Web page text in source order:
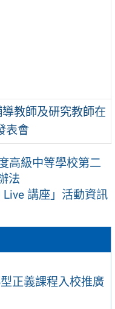
正義課程入校推廣
導教師及研究教師在
表會
高級中等學校第二
法
Live 講座」活動資訊